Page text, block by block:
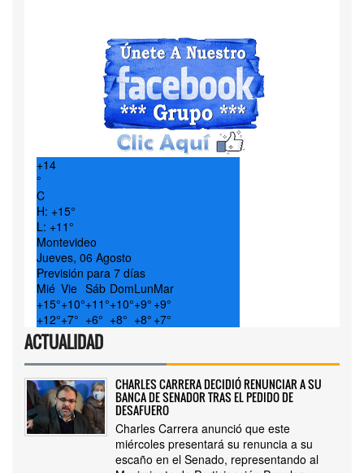
+14
°
C
H: +15°
L: +11°
Montevideo
Jueves, 06 Agosto
Previsión para 7 días
Mié Vie Sáb DomLunMar
+15°+10°+11°+10°+9° +9°
+12°+7° +6° +8° +8° +7°
ACTUALIDAD
CHARLES CARRERA DECIDIÓ RENUNCIAR A SU
BANCA DE SENADOR TRAS EL PEDIDO DE
DESAFUERO
Charles Carrera anunció que este
miércoles presentará su renuncia a su
escaño en el Senado, representando al